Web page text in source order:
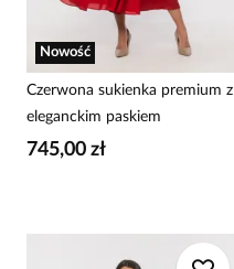
Nowość
Czerwona sukienka premium z
eleganckim paskiem
745,00 zł